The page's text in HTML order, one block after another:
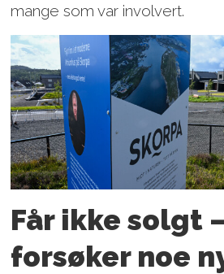
mange som var involvert.
Får ikke solgt
forsøker noe